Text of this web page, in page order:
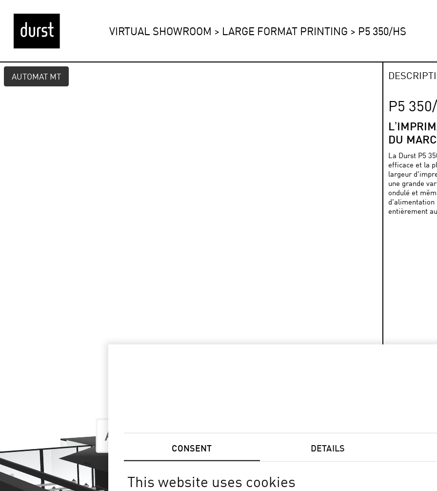
CONSENT DETAILS
This website uses cookies
VIRTUAL SHOWROOM > LARGE FORMAT PRINTING > P5 350/HS
AUTOMAT MT
P5
DU
La Durst P5
efficace et la
largeur
une grande
ondulé et
d'alimentation
entièrement